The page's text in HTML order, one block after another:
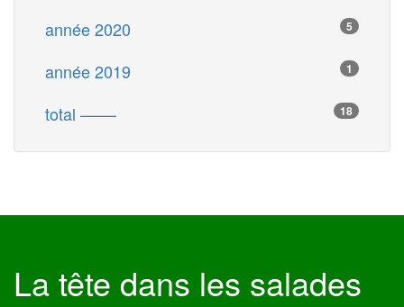
5
année 2020
1
année 2019
18
total ––––
La tête dans les salades